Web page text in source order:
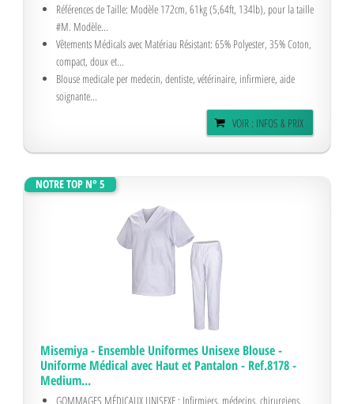
Références de Taille: Modèle 172cm, 61kg (5,64ft, 134lb), pour la taille
#M. Modèle...
Vêtements Médicals avec Matériau Résistant: 65% Polyester, 35% Coton,
compact, doux et...
Blouse medicale per medecin, dentiste, vétérinaire, infirmiere, aide
soignante...
VOIR : INFOS & PRIX
NOTRE TOP N° 5
Misemiya - Ensemble Uniformes Unisexe Blouse -
Uniforme Médical avec Haut et Pantalon - Ref.8178 -
Medium...
GOMMAGES MÉDICAUX UNISEXE : Infirmiers, médecins, chirurgiens,